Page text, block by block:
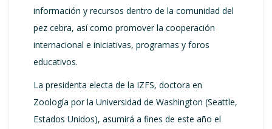
información y recursos dentro de la comunidad del
pez cebra, así como promover la cooperación
internacional e iniciativas, programas y foros
educativos.
La presidenta electa de la IZFS, doctora en
Zoología por la Universidad de Washington (Seattle,
Estados Unidos), asumirá a fines de este año el